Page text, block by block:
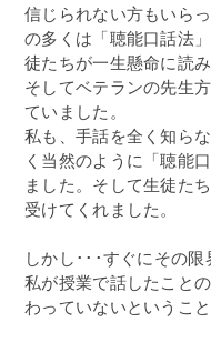
信じられない方もいら
の多くは「聴能口話法
徒たちが一生懸命に読
そしてベテランの先生
ていました。
私も、手話を全く知ら
く当然のように「聴能
ました。そして生徒た
受けてくれました。
しかし･･･すぐにその限
私が授業で話したこと
わっていないというこ